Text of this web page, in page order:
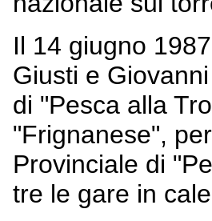
Il 14 giugno
Giusti e
di "Pesca alla
"Frignanese",
Provinciale di
tre le gare in